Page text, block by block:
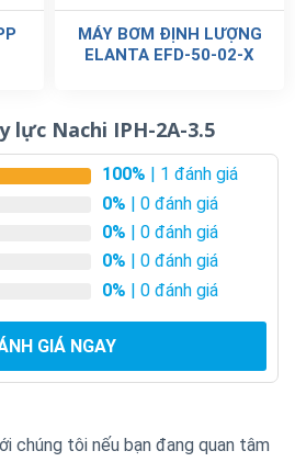
MÁY BƠM ĐỊNH LƯỢNG
ELANTA EFD-50-02-X
lực Nachi IPH-2A-3.5
100% | 1 đánh giá
0% | 0 đánh giá
0% | 0 đánh giá
0% | 0 đánh giá
0% | 0 đánh giá
GIÁ NGAY
chúng tôi nếu bạn đang quan tâm